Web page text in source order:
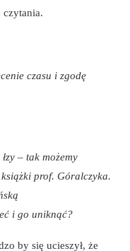
czytania.
czasu i zgodę
– tak możemy
prof. Góralczyka.
i go uniknąć?
by się ucieszył, że